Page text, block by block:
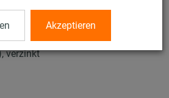
Akzeptieren
Typ H, M, T
gelb, Typ M, Iso 15,5-25 mm,
verzinkt